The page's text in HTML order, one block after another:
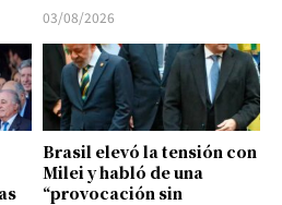
03/08/2026
Brasil elevó la tensión con
Milei y habló de una
“provocación sin